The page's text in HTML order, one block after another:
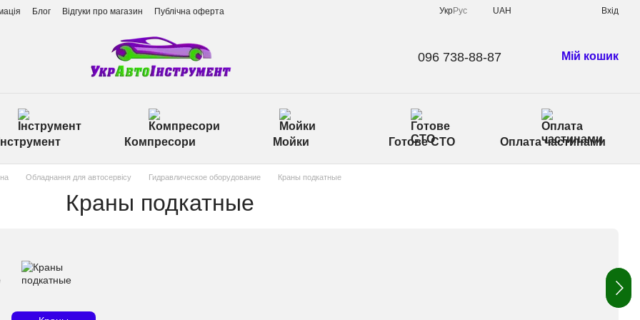
Блог Відгуки про магазин Публічна оферта УкрРус UAH Вхід
096 738-88-87 Мій кошик
Інструмент Компресори Мойки Готове СТО Оплата частинами
Обладнання для автосервісу Гидравлическое оборудование Краны подкатные
Краны подкатные